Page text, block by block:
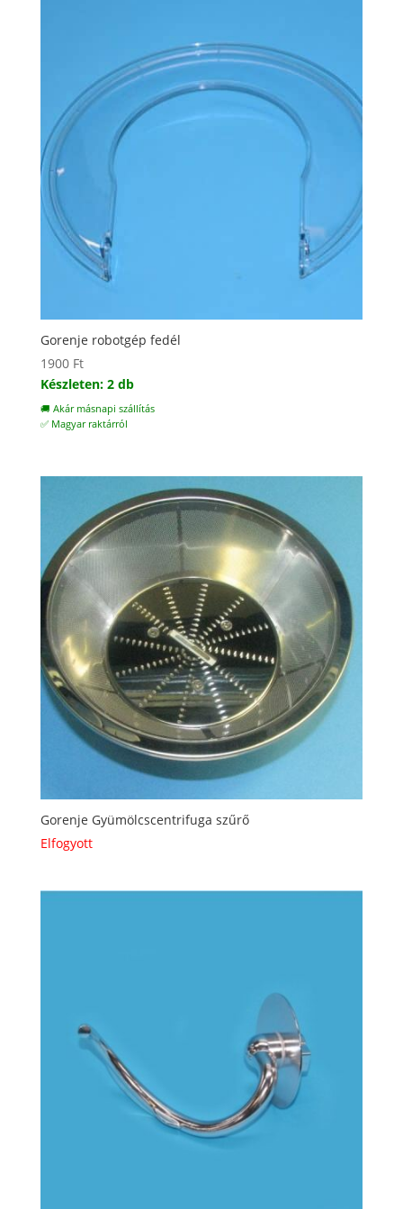
Gorenje robotgép fedél
1900 Ft
Készleten: 2 db
🚚 Akár másnapi szállítás
✅ Magyar raktárról
Gorenje Gyümölcscentrifuga szűrő
Elfogyott